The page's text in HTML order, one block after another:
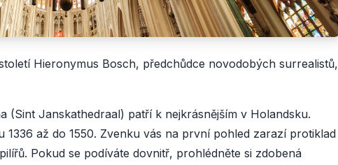
Hieronymus Bosch, předchůdce novodobých surrealistů,
(Sint Janskathedraal) patří k nejkrásnějším v Holandsku.
až do 1550. Zvenku vás na první pohled zarazí protiklad
Pokud se podíváte dovnitř, prohlédněte si zdobená